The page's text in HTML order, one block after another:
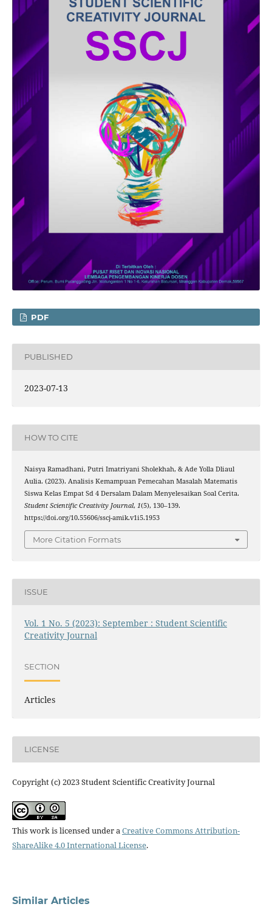
PDF
PUBLISHED
2023-07-13
HOW TO CITE
Naisya Ramadhani, Putri Imatriyani Sholekhah, & Ade Yolla Dliaul
Aulia. (2023). Analisis Kemampuan Pemecahan Masalah Matematis
Siswa Kelas Empat Sd 4 Dersalam Dalam Menyelesaikan Soal Cerita.
Student Scientific Creativity Journal, 1(5), 130–139.
https://doi.org/10.55606/sscj-amik.v1i5.1953
More Citation Formats
ISSUE
Vol. 1 No. 5 (2023): September : Student Scientific
Creativity Journal
SECTION
Articles
LICENSE
Copyright (c) 2023 Student Scientific Creativity Journal
This work is licensed under aCreative Commons Attribution-
ShareAlike 4.0 International License.
Similar Articles